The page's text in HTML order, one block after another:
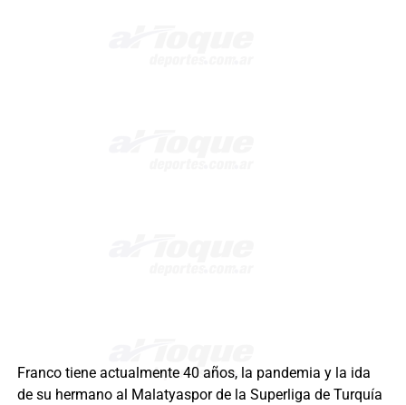
Franco tiene actualmente 40 años, la pandemia y la ida
de su hermano al Malatyaspor de la Superliga de Turquía